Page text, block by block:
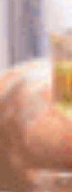
А МОЖНО ЛИ НА
ТОЧКУ